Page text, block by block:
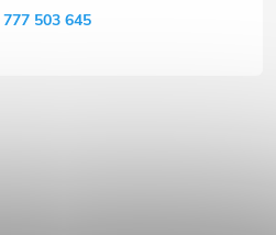
777 503 645